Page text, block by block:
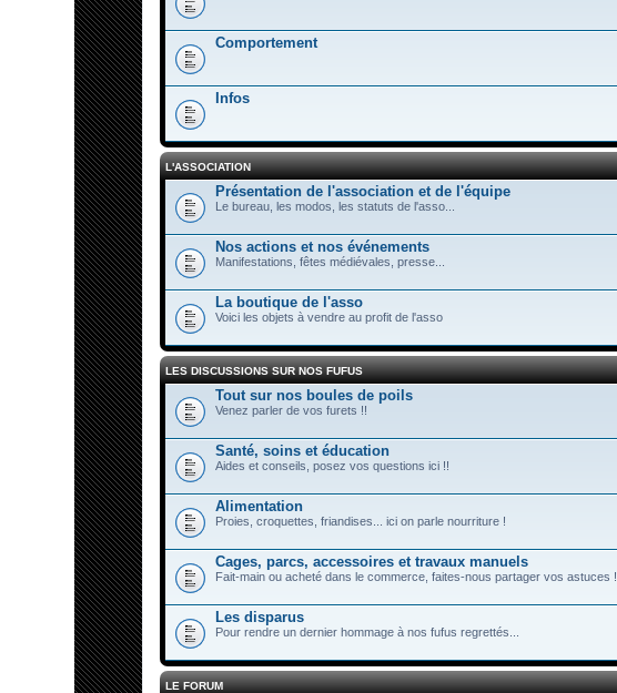
Comportement
Infos
L'ASSOCIATION
Présentation de l'association et de l'équipe
Le bureau, les modos, les statuts de l'asso...
Nos actions et nos événements
Manifestations, fêtes médiévales, presse...
La boutique de l'asso
Voici les objets à vendre au profit de l'asso
LES DISCUSSIONS SUR NOS FUFUS
Tout sur nos boules de poils
Venez parler de vos furets !!
Santé, soins et éducation
Aides et conseils, posez vos questions ici !!
Alimentation
Proies, croquettes, friandises... ici on parle nourriture !
Cages, parcs, accessoires et travaux manuels
Fait-main ou acheté dans le commerce, faites-nous partager vos astuces !
Les disparus
Pour rendre un dernier hommage à nos fufus regrettés...
LE FORUM